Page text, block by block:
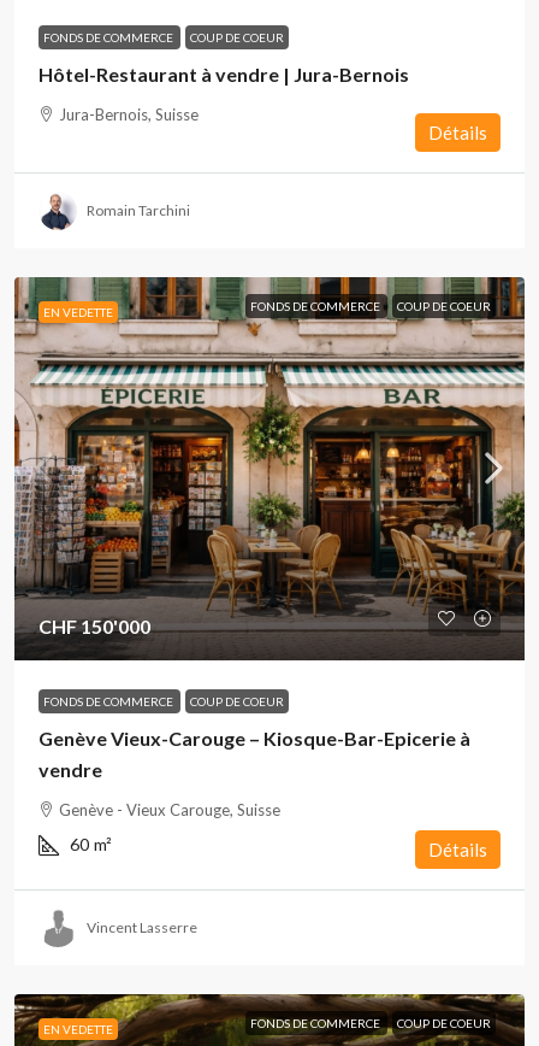
FONDS DE COMMERCE COUP DE COEUR
Hôtel-Restaurant à vendre | Jura-Bernois
Jura-Bernois, Suisse
Détails
Romain Tarchini
EN VEDETTE FONDS DE COMMERCE COUP DE COEUR
CHF 150'000
FONDS DE COMMERCE COUP DE COEUR
Genève Vieux-Carouge – Kiosque-Bar-Epicerie à
vendre
Genève - Vieux Carouge, Suisse
60 m² Détails
Vincent Lasserre
EN VEDETTE FONDS DE COMMERCE COUP DE COEUR